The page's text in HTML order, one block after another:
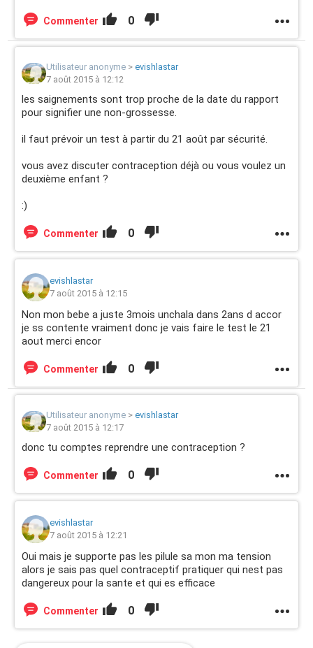
Commenter 0
Utilisateur anonyme > evishlastar
7 août 2015 à 12:12
les saignements sont trop proche de la date du rapport
pour signifier une non-grossesse.
il faut prévoir un test à partir du 21 août par sécurité.
vous avez discuter contraception déjà ou vous voulez un
deuxième enfant ?
:)
Commenter 0
evishlastar
7 août 2015 à 12:15
Non mon bebe a juste 3mois unchala dans 2ans d accor
je ss contente vraiment donc je vais faire le test le 21
aout merci encor
Commenter 0
Utilisateur anonyme > evishlastar
7 août 2015 à 12:17
donc tu comptes reprendre une contraception ?
Commenter 0
evishlastar
7 août 2015 à 12:21
Oui mais je supporte pas les pilule sa mon ma tension
alors je sais pas quel contraceptif pratiquer qui nest pas
dangereux pour la sante et qui es efficace
Commenter 0